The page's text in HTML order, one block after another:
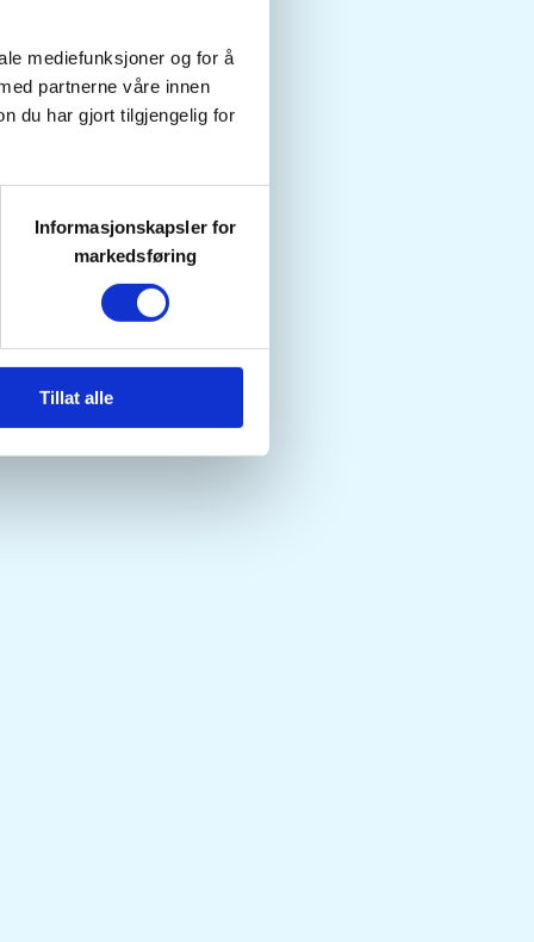
mediefunksjoner og for å
partnerne våre innen
du har gjort tilgjengelig for
Informasjonskapsler for
markedsføring
Tillat alle